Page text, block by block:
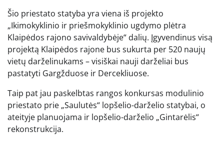
Šio priestato statyba yra viena iš projekto
„Ikimokyklinio ir priešmokyklinio ugdymo plėtra
Klaipėdos rajono savivaldybėje“ dalių. Įgyvendinus visą
projektą Klaipėdos rajone bus sukurta per 520 naujų
vietų darželinukams – visiškai nauji darželiai bus
pastatyti Gargžduose ir Dercekliuose.
Taip pat jau paskelbtas rangos konkursas modulinio
priestato prie „Saulutės“ lopšelio-darželio statybai, o
ateityje planuojama ir lopšelio-darželio „Gintarėlis“
rekonstrukcija.